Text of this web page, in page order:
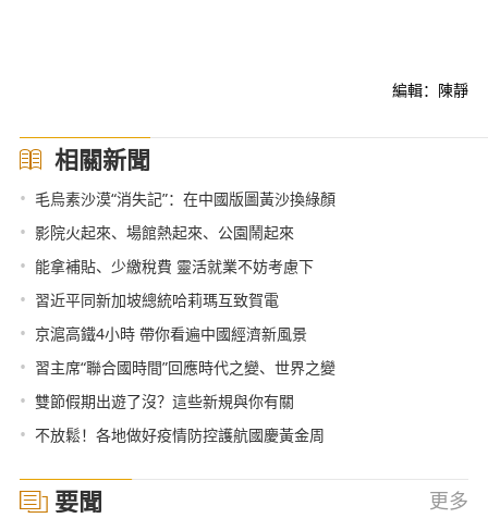
編輯：陳靜
相關新聞
• 毛烏素沙漠“消失記”：在中國版圖黃沙換綠顏
• 影院火起來、場館熱起來、公園鬧起來
• 能拿補貼、少繳稅費 靈活就業不妨考慮下
• 習近平同新加坡總統哈莉瑪互致賀電
• 京滬高鐵4小時 帶你看遍中國經濟新風景
• 習主席“聯合國時間”回應時代之變、世界之變
• 雙節假期出遊了沒？這些新規與你有關
• 不放鬆！各地做好疫情防控護航國慶黃金周
要聞 更多